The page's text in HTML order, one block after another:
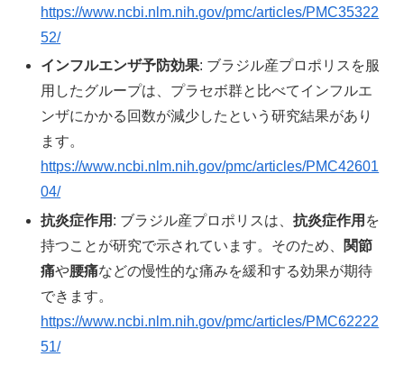
https://www.ncbi.nlm.nih.gov/pmc/articles/PMC35322
52/
インフルエンザ予防効果: ブラジル産プロポリスを服
用したグループは、プラセボ群と比べてインフルエ
ンザにかかる回数が減少したという研究結果があり
ます。
https://www.ncbi.nlm.nih.gov/pmc/articles/PMC42601
04/
抗炎症作用 : ブラジル産プロポリスは、抗炎症作用 を
持つことが研究で示されています。そのため、
関節
痛や腰痛などの慢性的な痛みを緩和する効果が期待
できます。
https://www.ncbi.nlm.nih.gov/pmc/articles/PMC62222
51/